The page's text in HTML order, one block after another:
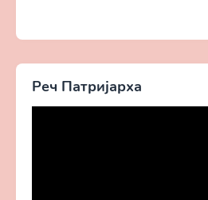
Реч Патријарха